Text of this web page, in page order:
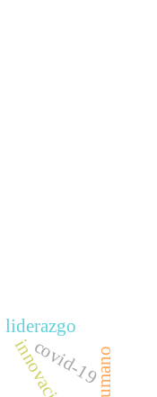
innovación
covid-19
liderazgo